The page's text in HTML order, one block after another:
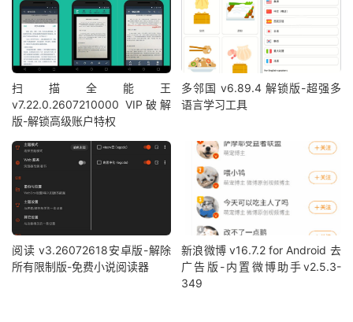
扫描全能王
v7.22.0.2607210000 VIP破解
版-解锁高级账户特权
多邻国 v6.89.4 解锁版-超强多
语言学习工具
阅读 v3.26072618安卓版-解除
所有限制版-免费小说阅读器
新浪微博 v16.7.2 for Android 去
广告版-内置微博助手v2.5.3-
349